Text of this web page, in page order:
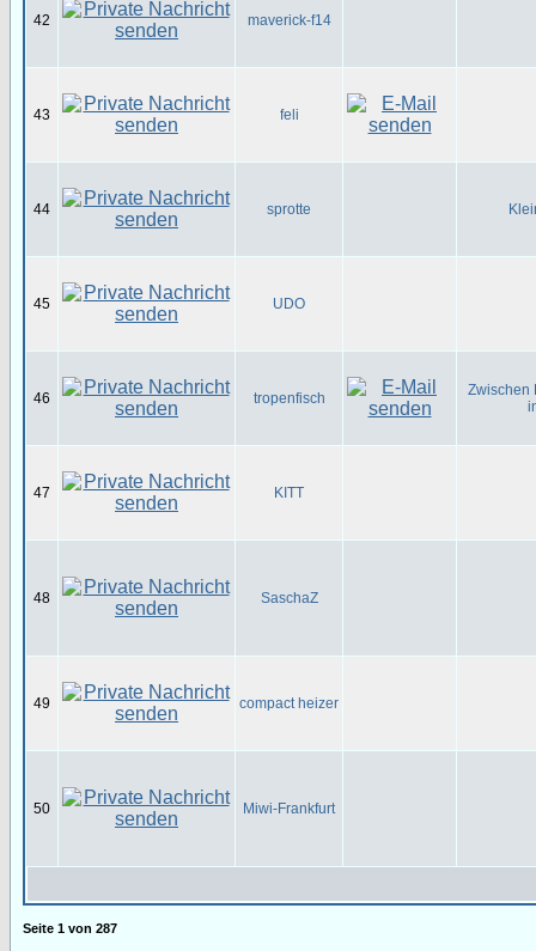
42 maverick-f14
43 feli
44 sprotte
45 UDO
46 tropenfisch
Zwischen
47 KITT
48 SaschaZ
49 compact heizer
50 Miwi-Frankfurt
Seite 1 von 287